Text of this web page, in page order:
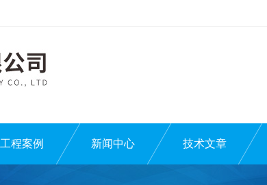
工程案例 新闻中心 技术文章